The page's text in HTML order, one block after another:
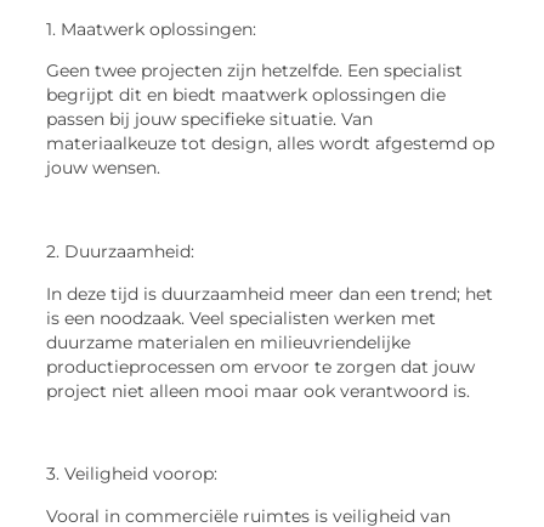
1. Maatwerk oplossingen:
Geen twee projecten zijn hetzelfde. Een specialist
begrijpt dit en biedt maatwerk oplossingen die
passen bij jouw specifieke situatie. Van
materiaalkeuze tot design, alles wordt afgestemd op
jouw wensen.
2. Duurzaamheid:
In deze tijd is duurzaamheid meer dan een trend; het
is een noodzaak. Veel specialisten werken met
duurzame materialen en milieuvriendelijke
productieprocessen om ervoor te zorgen dat jouw
project niet alleen mooi maar ook verantwoord is.
3. Veiligheid voorop:
Vooral in commerciële ruimtes is veiligheid van